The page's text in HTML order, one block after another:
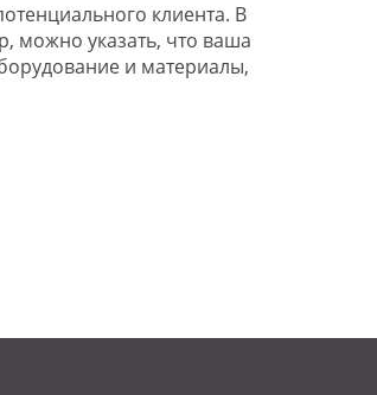
клиента. В
можно указать, что ваша
и материалы,